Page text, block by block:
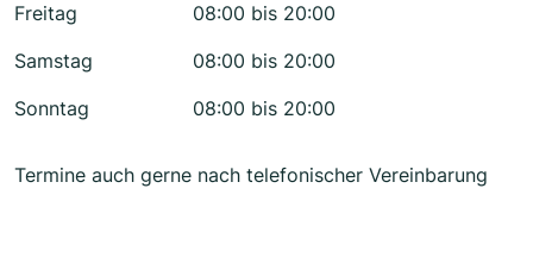
Freitag
08:00 bis 20:00
Samstag
08:00 bis 20:00
Sonntag
08:00 bis 20:00
Termine auch gerne nach telefonischer Vereinbarung